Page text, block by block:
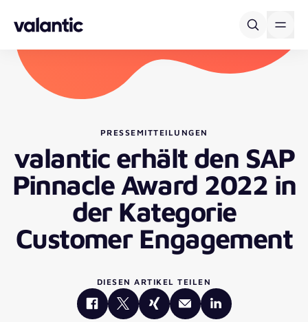
PRESSEMITTEILUNGEN
valantic erhält den SAP
Pinnacle Award 2022 in
der Kategorie
Customer Engagement
DIESEN ARTIKEL TEILEN